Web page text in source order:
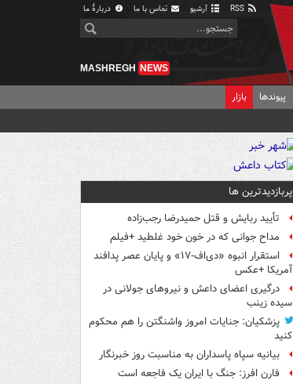
آرشیو تماس با ما دربارهٔ ما
MASHREGH NEWS
پیوندها بازار
پربازدیدترین ها
تأیید ربایش و قتل حمیدرضا رجب‌زاده
مداح جوانی که در خون خود غلطید +فیلم
استقرار انبوه «دی‌اف‑۱۷» و پایان عصر پدافند
آمریکا +عکس
درگیری اعضای داعش و نیروهای جولانی در
سیده زینب
پزشکیان: جنایات امروز واشنگتن را هم محکوم
کنید
بیانیه سپاه پاسداران به مناسبت روز خبرنگار
فارن افرز: جنگ با ایران یک فاجعه است